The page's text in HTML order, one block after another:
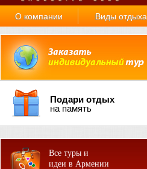
О компании Виды отдыха
Подари отдых
на память
Все туры и
идеи в Армении